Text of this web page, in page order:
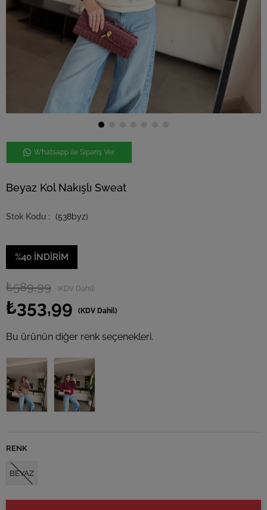
Whatsapp ile Sipariş Ver
Beyaz Kol Nakışlı Sweat
(538byz)
%40 İNDIRIM
₺589,99 (KDV Dahil)
₺353,99 (KDV Dahil)
Bu ürünün diğer renk seçenekleri.
Tükendi Tükendi
RENK
BEYAZ